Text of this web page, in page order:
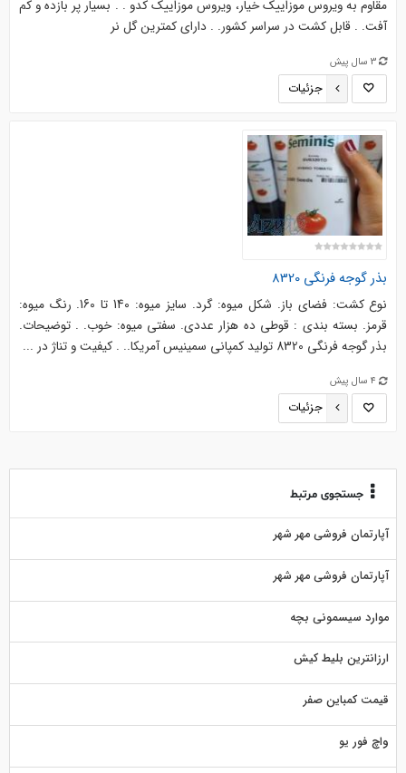
مقاوم به ویروس موزاییک خیار، ویروس موزاییک کدو . . بسیار پر بازده و کم
آفت. . قابل کشت در سراسر کشور. . دارای کمترین گل نر
3 سال پیش
جزئیات
بذر گوجه فرنگی 8320
نوع کشت: فضای باز. شکل میوه: گرد. سایز میوه: 140 تا 160. رنگ میوه:
قرمز. بسته بندی : قوطی ده هزار عددی. سفتی میوه: خوب. . توضیحات.
بذر گوجه فرنگی 8320 تولید کمپانی سمینیس آمریکا.. . کیفیت و تناژ در ...
4 سال پیش
جزئیات
جستجوی مرتبط
آپارتمان فروشی مهر شهر
آپارتمان فروشی مهر شهر
موارد سیسمونی بچه
ارزانترین بلیط کیش
قیمت کمباین صفر
واچ فور یو